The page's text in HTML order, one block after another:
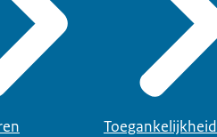
Toegankelijkheid